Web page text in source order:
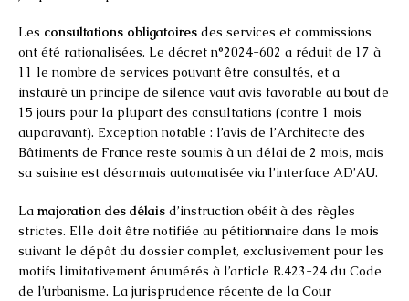
Les consultations obligatoires des services et commissions
ont été rationalisées. Le décret n°2024-602 a réduit de 17 à
11 le nombre de services pouvant être consultés, et a
instauré un principe de silence vaut avis favorable au bout de
15 jours pour la plupart des consultations (contre 1 mois
auparavant). Exception notable : l’avis de l’Architecte des
Bâtiments de France reste soumis à un délai de 2 mois, mais
sa saisine est désormais automatisée via l’interface AD’AU.
La majoration des délais d’instruction obéit à des règles
strictes. Elle doit être notifiée au pétitionnaire dans le mois
suivant le dépôt du dossier complet, exclusivement pour les
motifs limitativement énumérés à l’article R.423-24 du Code
de l’urbanisme. La jurisprudence récente de la Cour